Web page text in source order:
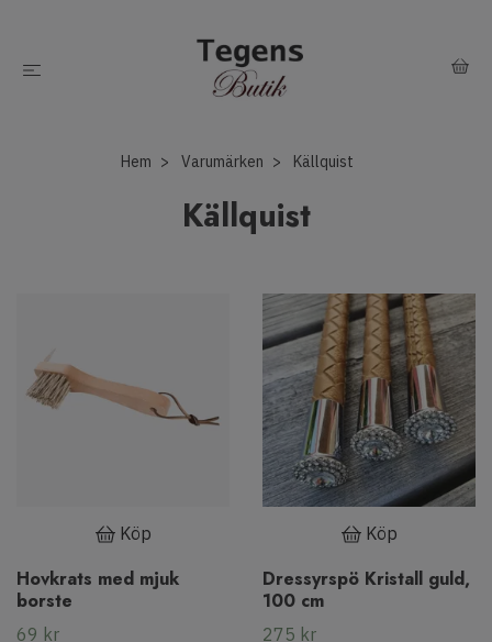
Hem Varumärken Källquist
Källquist
Köp
Hovkrats med mjuk
borste
69 kr
Köp
Dressyrspö Kristall guld,
100 cm
275 kr